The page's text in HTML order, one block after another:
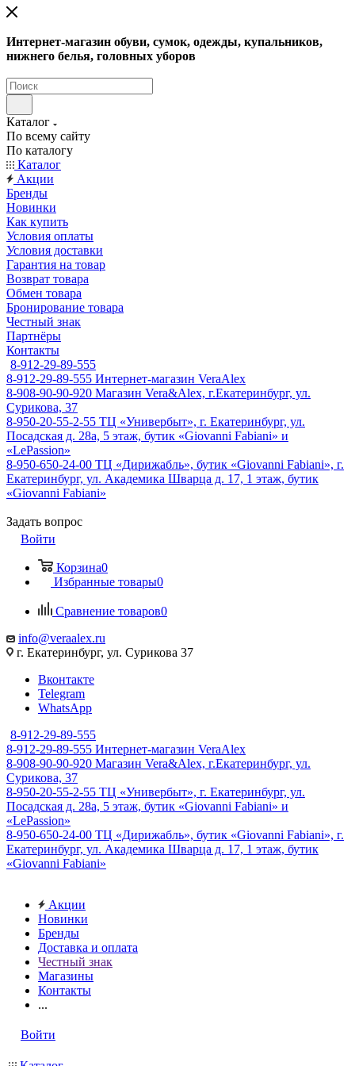
Интернет-магазин обуви, сумок, одежды, купальников,
нижнего белья, головных уборов
Каталог
По всему сайту
По каталогу
Каталог
Акции
Бренды
Новинки
Как купить
Условия оплаты
Условия доставки
Гарантия на товар
Возврат товара
Обмен товара
Бронирование товара
Честный знак
Партнёры
Контакты
8-912-29-89-555
8-912-29-89-555 Интернет-магазин VeraAlex
8-908-90-90-920 Магазин Vera&Alex, г.Екатеринбург, ул.
Сурикова, 37
8-950-20-55-2-55 ТЦ «Универбыт», г. Екатеринбург, ул.
Посадская д. 28а, 5 этаж, бутик «Giovanni Fabiani» и
«LePassion»
8-950-650-24-00 ТЦ «Дирижабль», бутик «Giovanni Fabiani», г.
Екатеринбург, ул. Академика Шварца д. 17, 1 этаж, бутик
«Giovanni Fabiani»
Задать вопрос
Войти
Корзина0
Избранные товары0
Сравнение товаров0
info@veraalex.ru
г. Екатеринбург, ул. Сурикова 37
Вконтакте
Telegram
WhatsApp
8-912-29-89-555
8-912-29-89-555 Интернет-магазин VeraAlex
8-908-90-90-920 Магазин Vera&Alex, г.Екатеринбург, ул.
Сурикова, 37
8-950-20-55-2-55 ТЦ «Универбыт», г. Екатеринбург, ул.
Посадская д. 28а, 5 этаж, бутик «Giovanni Fabiani» и
«LePassion»
8-950-650-24-00 ТЦ «Дирижабль», бутик «Giovanni Fabiani», г.
Екатеринбург, ул. Академика Шварца д. 17, 1 этаж, бутик
«Giovanni Fabiani»
Акции
Новинки
Бренды
Доставка и оплата
Честный знак
Магазины
Контакты
...
Войти